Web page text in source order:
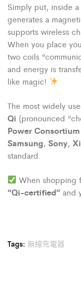
Simply put, inside
generates a
supports wireless
When you place
two coils
and energy is
like magic!
The most widely
Qi (pronounced
Power
Samsung, Sony,
standard.
When shopping
“Qi-certified” and
Tags: 無線充電器